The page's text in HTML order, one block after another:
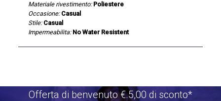
Materiale rivestimento: Poliestere
Occasione: Casual
Stile: Casual
Impermeabilita: No Water Resistent
Offerta di benvenuto €.5,00 di sconto*